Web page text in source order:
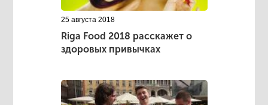
25 августа 2018
Riga Food 2018 расскажет о
здоровых привычках